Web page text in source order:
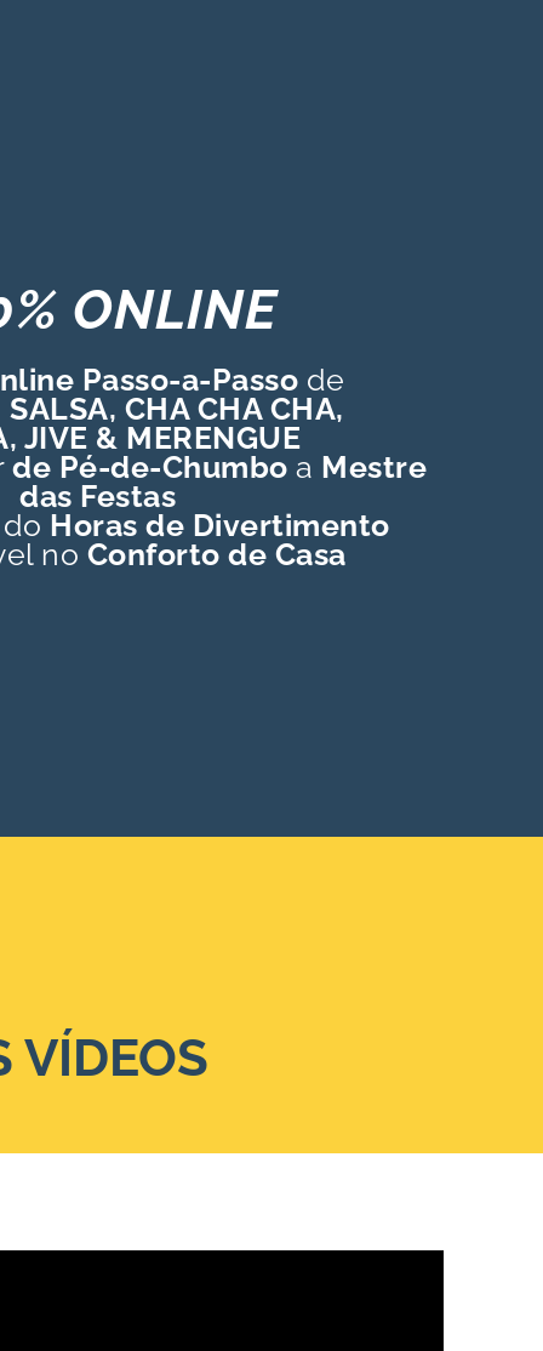
ONLINE
Passo-a-Passo de
SALSA, CHA CHA CHA,
JIVE & MERENGUE
de Pé-de-Chumbo a Mestre
das Festas
Horas de Divertimento
no Conforto de Casa
VÍDEOS